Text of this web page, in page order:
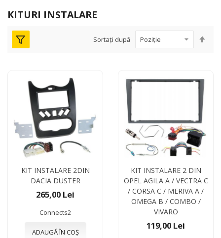
KITURI INSTALARE
Sortați după
KIT INSTALARE 2DIN
DACIA DUSTER
265,00 Lei
Connects2
ADAUGĂ ÎN COȘ
KIT INSTALARE 2 DIN
OPEL AGILA A / VECTRA C
/ CORSA C / MERIVA A /
OMEGA B / COMBO /
VIVARO
119,00 Lei